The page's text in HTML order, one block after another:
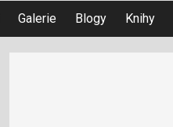
Galerie Blogy Knihy